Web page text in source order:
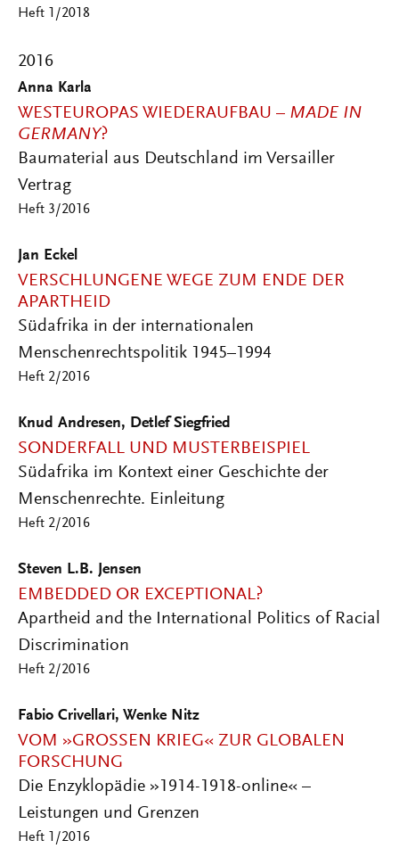
Heft 1/2018
2016
Anna Karla
WESTEUROPAS WIEDERAUFBAU – MADE IN
GERMANY?
Baumaterial aus Deutschland im Versailler
Vertrag
Heft 3/2016
Jan Eckel
VERSCHLUNGENE WEGE ZUM ENDE DER
APARTHEID
Südafrika in der internationalen
Menschenrechtspolitik 1945–1994
Heft 2/2016
Knud Andresen, Detlef Siegfried
SONDERFALL UND MUSTERBEISPIEL
Südafrika im Kontext einer Geschichte der
Menschenrechte. Einleitung
Heft 2/2016
Steven L.B. Jensen
EMBEDDED OR EXCEPTIONAL?
Apartheid and the International Politics of Racial
Discrimination
Heft 2/2016
Fabio Crivellari, Wenke Nitz
VOM »GROSSEN KRIEG« ZUR GLOBALEN F
ORSCHUNG
Die Enzyklopädie »1914-1918-online« –
Leistungen und Grenzen
Heft 1/2016